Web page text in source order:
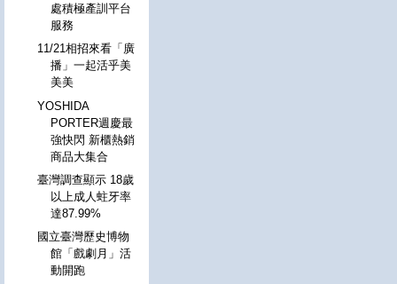
處積極產訓平台
服務
11/21相招來看「廣
播」一起活乎美
美美
YOSHIDA
PORTER週慶最
強快閃 新櫃熱銷
商品大集合
臺灣調查顯示 18歲
以上成人蛀牙率
達87.99%
國立臺灣歷史博物
館「戲劇月」活
動開跑